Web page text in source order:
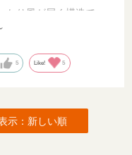
り風が届く構造で、
す。
さらっとしている印象
気になりますが、外
5 Like! 5
示：新しい順